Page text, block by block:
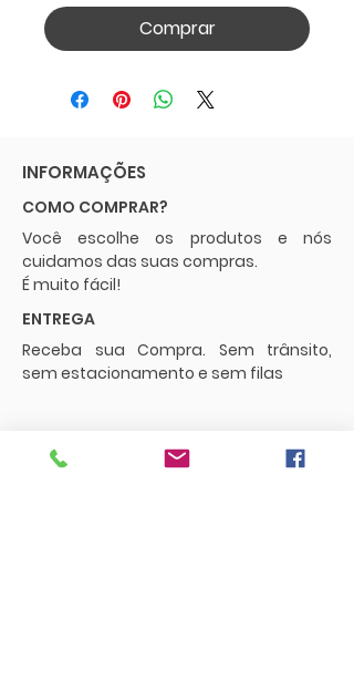
Comprar
INFORMAÇÕES
COMO COMPRAR?
Você escolhe os produtos e nós
cuidamos das suas compras.
É muito fácil!
ENTREGA
Receba sua Compra. Sem trânsito,
sem estacionamento e sem filas